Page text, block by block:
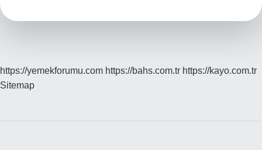
https://yemekforumu.com https://bahs.com.tr https://kayo.com.tr
Sitemap